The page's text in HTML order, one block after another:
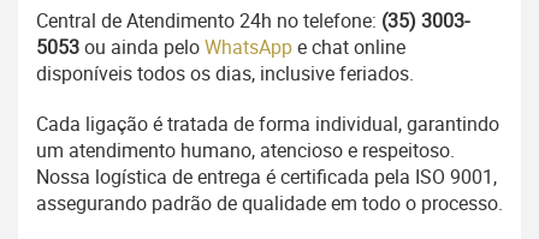
Central de Atendimento 24h no telefone: (35) 3003-
5053ou ainda peloWhatsAppe chat online
disponíveis todos os dias, inclusive feriados.
Cada ligação é tratada de forma individual, garantindo
um atendimento humano, atencioso e respeitoso.
Nossa logística de entrega é certificada pela ISO 9001,
assegurando padrão de qualidade em todo o processo.